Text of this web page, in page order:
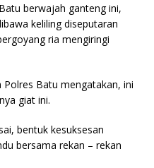
berwajah ganteng ini,
keliling diseputaran
ria mengiringi
Batu mengatakan, ini
giat ini.
bentuk kesuksesan
bersama rekan – rekan